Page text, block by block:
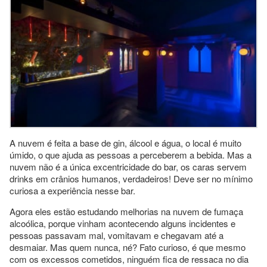
A nuvem é feita a base de gin, álcool e água, o local é muito
úmido, o que ajuda as pessoas a perceberem a bebida. Mas a
nuvem não é a única excentricidade do bar, os caras servem
drinks em crânios humanos, verdadeiros! Deve ser no mínimo
curiosa a experiência nesse bar.
Agora eles estão estudando melhorias na nuvem de fumaça
alcoólica, porque vinham acontecendo alguns incidentes e
pessoas passavam mal, vomitavam e chegavam até a
desmaiar. Mas quem nunca, né? Fato curioso, é que mesmo
com os excessos cometidos, ninguém fica de ressaca no dia